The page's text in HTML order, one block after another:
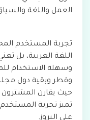
العمل واللغة
تجربة المستخدم
اللغة العربية، بل
وسهلة الاستخدام
وقطر وبقية دول
حيث يقارن المشترون
على البروز.